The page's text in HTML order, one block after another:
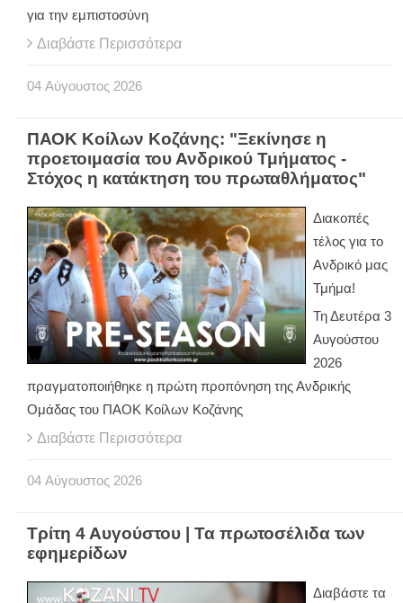
για την εμπιστοσύνη
Διαβάστε Περισσότερα
04 Αύγουστος 2026
ΠΑΟΚ Κοίλων Κοζάνης: "Ξεκίνησε η
προετοιμασία του Ανδρικού Τμήματος -
Στόχος η κατάκτηση του πρωταθλήματος"
Διακοπές
τέλος για το
Ανδρικό μας
Τμήμα!
Τη Δευτέρα 3
Αυγούστου
2026
πραγματοποιήθηκε η πρώτη προπόνηση της Ανδρικής
Ομάδας του ΠΑΟΚ Κοίλων Κοζάνης
Διαβάστε Περισσότερα
04 Αύγουστος 2026
Τρίτη 4 Αυγούστου | Τα πρωτοσέλιδα των
εφημερίδων
Διαβάστε τα